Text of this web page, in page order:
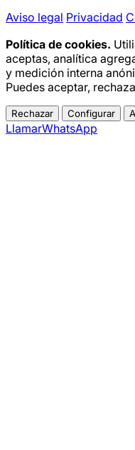
Aviso legal Privacidad
Política de cookies.
aceptas, analítica
y medición interna
Puedes aceptar,
Rechazar Configurar
LlamarWhatsApp